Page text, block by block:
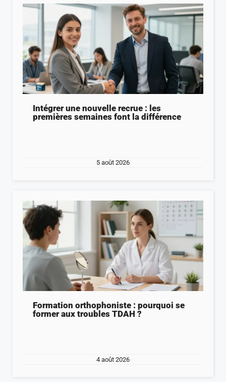
Intégrer une nouvelle recrue : les
premières semaines font la différence
5 août 2026
Formation orthophoniste : pourquoi se
former aux troubles TDAH ?
4 août 2026